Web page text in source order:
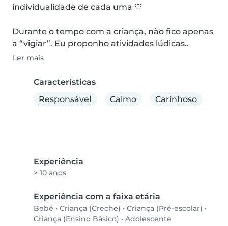
individualidade de cada uma 💛
Durante o tempo com a criança, não fico apenas
a “vigiar”. Eu proponho atividades lúdicas..
Ler mais
Características
Responsável
Calmo Carinhoso
Experiência
> 10 anos
Experiência com a faixa etária
Bebé • Criança (Creche) • Criança (Pré-escolar) •
Criança (Ensino Básico) • Adolescente